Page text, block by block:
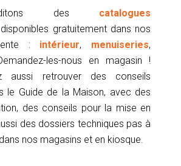
des catalogues
disponibles gratuitement dans nos
: intérieur, menuiseries,
les-nous en magasin !
aussi retrouver des conseils
le Guide de la Maison, avec des
des conseils pour la mise en
des dossiers techniques pas à
nos magasins et en kiosque.